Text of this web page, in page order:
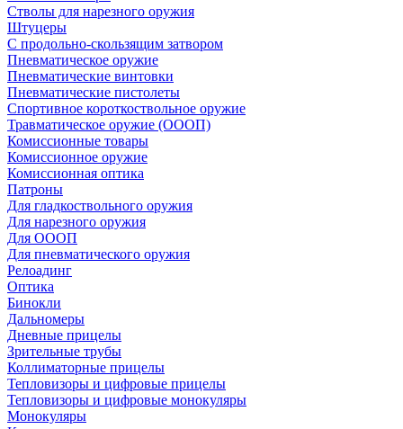
Стволы для нарезного оружия
Штуцеры
С продольно-скользящим затвором
Пневматическое оружие
Пневматические винтовки
Пневматические пистолеты
Спортивное короткоствольное оружие
Травматическое оружие (ОООП)
Комиссионные товары
Комиссионное оружие
Комиссионная оптика
Патроны
Для гладкоствольного оружия
Для нарезного оружия
Для ОООП
Для пневматического оружия
Релоадинг
Оптика
Бинокли
Дальномеры
Дневные прицелы
Зрительные трубы
Коллиматорные прицелы
Тепловизоры и цифровые прицелы
Тепловизоры и цифровые монокуляры
Монокуляры